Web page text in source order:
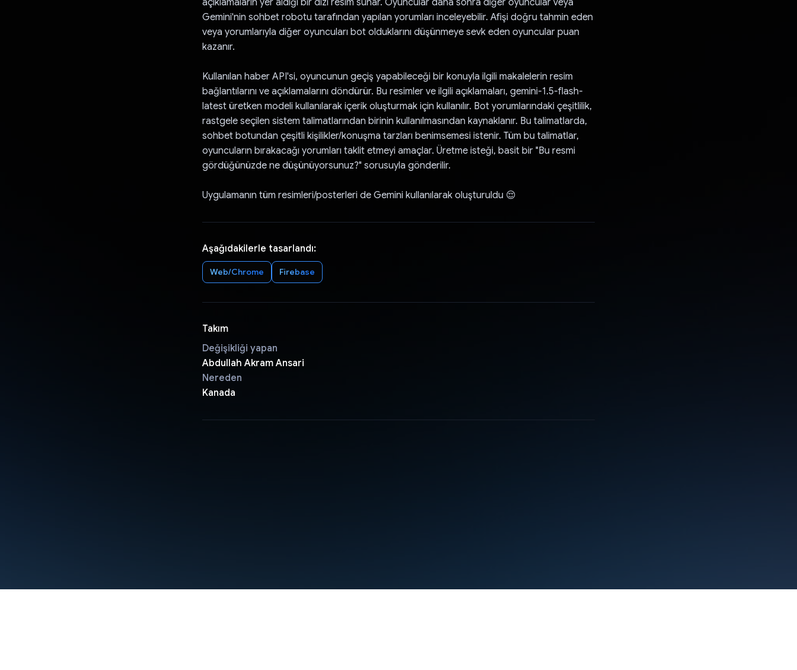
Gemini'nin sohbet robotu tarafından yapılan yorumları inceleyebilir. Afişi doğru tahmin eden
veya yorumlarıyla diğer oyuncuları bot olduklarını düşünmeye sevk eden oyuncular puan
kazanır.
Kullanılan haber API'si, oyuncunun geçiş yapabileceği bir konuyla ilgili makalelerin resim
bağlantılarını ve açıklamalarını döndürür. Bu resimler ve ilgili açıklamaları, gemini-1.5-flash-
latest üretken modeli kullanılarak içerik oluşturmak için kullanılır. Bot yorumlarındaki çeşitlilik,
rastgele seçilen sistem talimatlarından birinin kullanılmasından kaynaklanır. Bu talimatlarda,
sohbet botundan çeşitli kişilikler/konuşma tarzları benimsemesi istenir. Tüm bu talimatlar,
oyuncuların bırakacağı yorumları taklit etmeyi amaçlar. Üretme isteği, basit bir "Bu resmi
gördüğünüzde ne düşünüyorsunuz?" sorusuyla gönderilir.
Uygulamanın tüm resimleri/posterleri de Gemini kullanılarak oluşturuldu 😌
Aşağıdakilerle tasarlandı:
Web/Chrome Firebase
Takım
Değişikliği yapan
Abdullah Akram Ansari
Nereden
Kanada